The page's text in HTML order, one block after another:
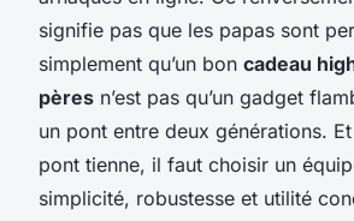
signifie pas que les papas sont
simplement qu’un bon cadeau
pères n’est pas qu’un gadget
un pont entre deux générations.
pont tienne, il faut choisir un
simplicité, robustesse et utilité